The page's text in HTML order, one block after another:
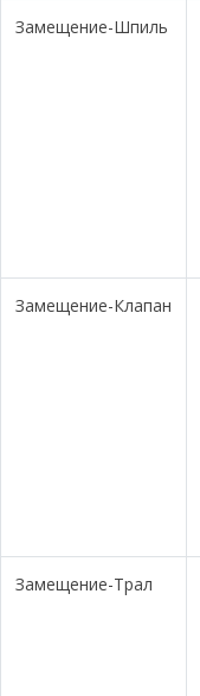
Замещение-Шпиль
Замещение-Клапан
Замещение-Трал